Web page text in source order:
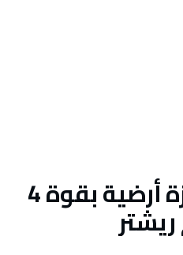
جيجل: هزة أرضية بقوة 4